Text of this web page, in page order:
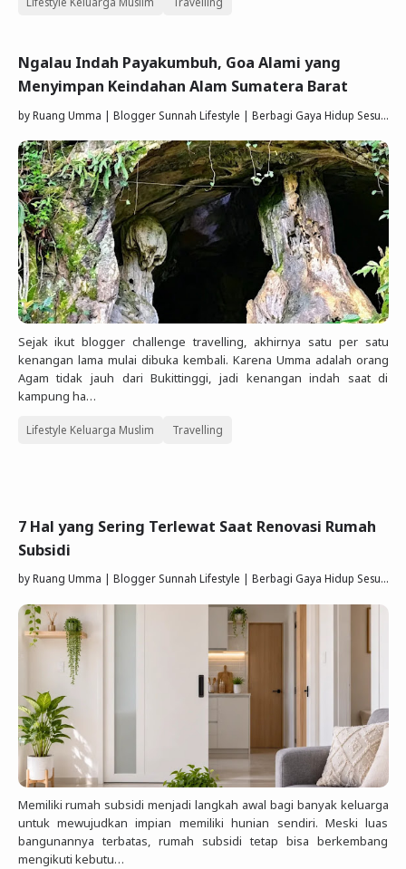
Ngalau Indah Payakumbuh, Goa Alami yang
Menyimpan Keindahan Alam Sumatera Barat
byRuang Umma | Blogger Sunnah Lifestyle | Berbagi Gaya Hidup Sesuai Quran Sunnah
Sejak ikut blogger challenge travelling, akhirnya satu per satu
kenangan lama mulai dibuka kembali. Karena Umma adalah orang
Agam tidak jauh dari Bukittinggi, jadi kenangan indah saat di
kampung ha…
Lifestyle Keluarga Muslim Travelling
7 Hal yang Sering Terlewat Saat Renovasi Rumah
Subsidi
byRuang Umma | Blogger Sunnah Lifestyle | Berbagi Gaya Hidup Sesuai Quran Sunnah
Memiliki rumah subsidi menjadi langkah awal bagi banyak keluarga
untuk mewujudkan impian memiliki hunian sendiri. Meski luas
bangunannya terbatas, rumah subsidi tetap bisa berkembang
mengikuti kebutu…